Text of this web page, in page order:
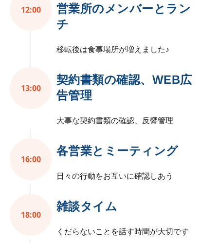
12:00
営業所のメンバーとラン
チ
移転後は食事場所が増えました♪
13:00
契約書類の確認、WEB広
告管理
大事な契約書類の確認、反響管理
16:00
各営業とミーティング
日々の行動をお互いに確認しあう
18:00
雑談タイム
くだらないことを話す時間が大切です